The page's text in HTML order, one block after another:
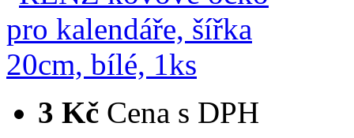
3 Kč Cena s DPH